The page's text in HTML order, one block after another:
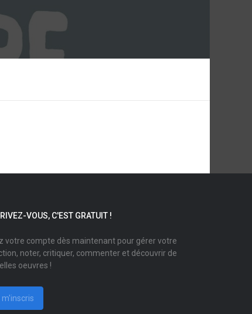
VOUS, C'EST GRATUIT !
votre compte dès maintenant pour gérer votre
noter, critiquer, commenter et découvrir de
oeuvres !
m'inscris